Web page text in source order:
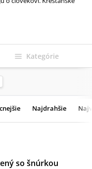
Kategórie
Najdrahšie
so šnúrkou